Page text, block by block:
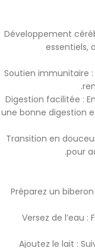
Développement
essentiels,
Soutien immunitaire
Digestion facilitée :
une bonne digestion
Transition en
pour
Préparez un
Versez de l’eau
Ajoutez le lait :